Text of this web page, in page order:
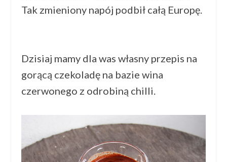
Tak zmieniony napój podbił całą Europę.
Dzisiaj mamy dla was własny przepis na
gorącą czekoladę na bazie wina
czerwonego z odrobiną chilli.